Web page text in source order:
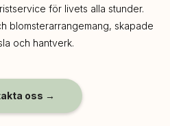
för livets alla stunder.
blomsterarrangemang, skapade
och hantverk.
oss →